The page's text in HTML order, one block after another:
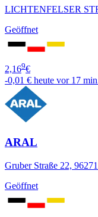
LICHTENFELSER
Geöffnet
2,169€
-0,01 € heute vor 17
ARAL
Gruber Straße 22,
Geöffnet